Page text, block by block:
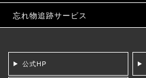
忘れ物追跡サービス
公式HP